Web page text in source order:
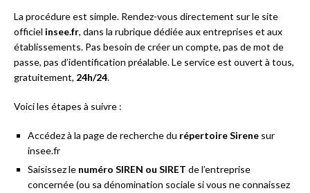
La procédure est simple. Rendez-vous directement sur le site
officiel insee.fr, dans la rubrique dédiée aux entreprises et aux
établissements. Pas besoin de créer un compte, pas de mot de
passe, pas d’identification préalable. Le service est ouvert à tous,
gratuitement, 24h/24.
Voici les étapes à suivre :
Accédez à la page de recherche du répertoire Sirene sur
insee.fr
Saisissez le numéro SIREN ou SIRET de l’entreprise
concernée (ou sa dénomination sociale si vous ne connaissez